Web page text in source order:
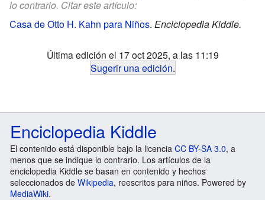
lo contrario. Citar este artículo:
Casa de Otto H. Kahn para Niños. Enciclopedia Kiddle.
Última edición el 17 oct 2025, a las 11:19
Sugerir una edición.
Enciclopedia Kiddle
El contenido está disponible bajo la licencia CC BY-SA 3.0, a
menos que se indique lo contrario. Los artículos de la
enciclopedia Kiddle se basan en contenido y hechos
seleccionados de Wikipedia, reescritos para niños. Powered by
MediaWiki.